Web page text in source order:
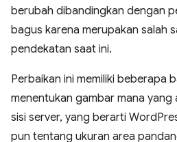
berubah dibandingkan dengan
bagus karena merupakan salah
pendekatan saat ini.
Perbaikan ini memiliki beberapa
menentukan gambar mana yang
sisi server, yang berarti
pun tentang ukuran area